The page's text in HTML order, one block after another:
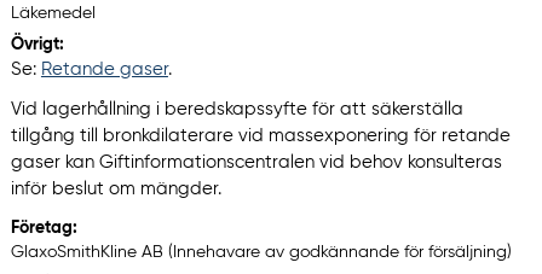
Läkemedel
Övrigt:
Se: Retande gaser.
Vid lagerhållning i beredskapssyfte för att säkerställa
tillgång till bronkdilaterare vid massexponering för retande
gaser kan Giftinformationscentralen vid behov konsulteras
inför beslut om mängder.
Företag:
GlaxoSmithKline AB (Innehavare av godkännande för försäljning)